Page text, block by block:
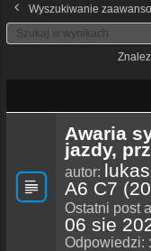
Wyszukiwanie
Awaria
jazdy,
autor:
A6 C7
Ostatni post
06 sie
Odpowiedzi: